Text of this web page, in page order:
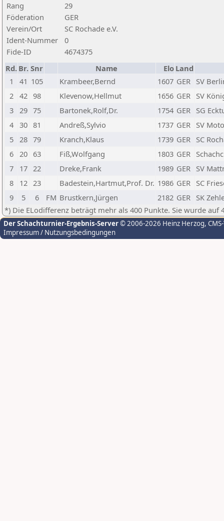
Rang
29
Föderation
GER
Verein/Ort
SC Rochade e.V.
Ident-Nummer
0
Fide-ID
4674375
Rd. Br. Snr Name Elo Land
1
41 105 Krambeer,Bernd 1607 GER SV
2
42 98 Klevenow,Hellmut 1656 GER SV
3
29 75 Bartonek,Rolf,Dr. 1754 GER SG
4
30 81 Andreß,Sylvio 1737 GER SV
5
28 79 Kranch,Klaus 1739 GER SC
6
20 63 Fiß,Wolfgang 1803 GER
7
17 22 Dreke,Frank 1989 GER SV
8
12 23 Badestein,Hartmut,Prof. Dr. 1986 GER SC
9
5 6 FM Brustkern,Jürgen 2182 GER SK
*) Die ELodifferenz beträgt mehr als 400 Punkte. Sie wurde auf
Der Schachturnier-Ergebnis-Server© 2006-2026 Heinz Herzog,
Impressum / Nutzungsbedingungen